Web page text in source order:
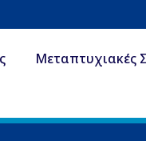
Μεταπτυχιακές